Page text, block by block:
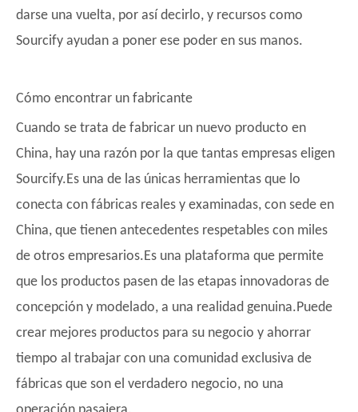
darse una vuelta, por así decirlo, y recursos como
Sourcify ayudan a poner ese poder en sus manos.
Cómo encontrar un fabricante
Cuando se trata de fabricar un nuevo producto en
China, hay una razón por la que tantas empresas eligen
Sourcify.Es una de las únicas herramientas que lo
conecta con fábricas reales y examinadas, con sede en
China, que tienen antecedentes respetables con miles
de otros empresarios.Es una plataforma que permite
que los productos pasen de las etapas innovadoras de
concepción y modelado, a una realidad genuina.Puede
crear mejores productos para su negocio y ahorrar
tiempo al trabajar con una comunidad exclusiva de
fábricas que son el verdadero negocio, no una